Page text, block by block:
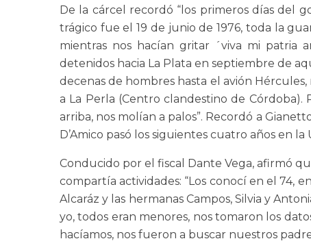
De la cárcel recordó “los primeros días del
trágico fue el 19 de junio de 1976, toda la
mientras nos hacían gritar ´viva mi patria
detenidos hacia La Plata en septiembre de
decenas de hombres hasta el avión
a La Perla (Centro clandestino de
arriba, nos molían a palos”. Recordó a
D’Amico pasó los siguientes cuatro años en
Conducido por el fiscal Dante Vega, afirmó
compartía actividades: “Los conocí en el 74,
Alcaráz y las hermanas Campos, Silvia y
yo, todos eran menores, nos tomaron los
hacíamos, nos fueron a buscar nuestros